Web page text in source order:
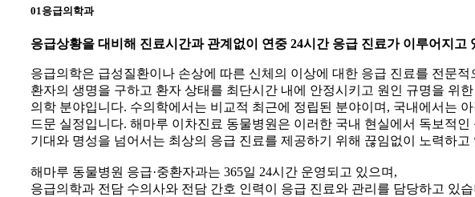
01 응급의학과
응급상황을 대비해 진료시간과 관계없이 연중 24시간 응급 진료가 이루어지고
응급의학은 급성질환이나 손상에 따른 신체의 이상에 대한 응급 진료를 전문적
환자의 생명을 구하고 환자 상태를 최단시간 내에 안정시키고 원인 규명을 위
의학 분야입니다. 수의학에서는 비교적 최근에 정립된 분야이며, 국내에서는
드문 실정입니다. 해마루 이차진료 동물병원은 이러한 국내 현실에서 독보적
기대와 명성을 넘어서는 최상의 응급 진료를 제공하기 위해 끊임없이 노력하고
해마루 동물병원 응급·중환자과는 365일 24시간 운영되고 있으며,
응급의학과 전담 수의사와 전담 간호 인력이 응급 진료와 관리를 담당하고 있